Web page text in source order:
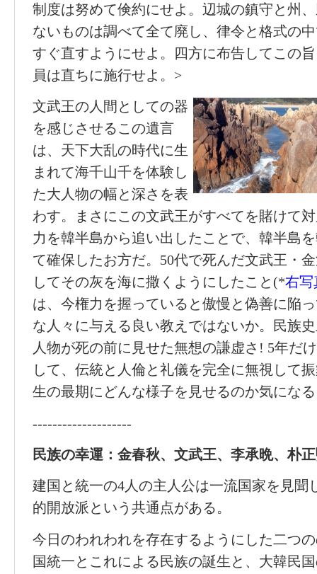
制度は努めて倹約にせよ。辺城の鎮守と州
ないものは調べて全て廃し、律令と格式の
すぐ直すようにせよ。四方に布告してこの
員は直ちに施行せよ。>
文武王の人間としての器
を感じさせるこの遺言
は、天下大乱の時代に生
まれて海千山千を体験し
た大人物の幅と深さを表
わす。まさにこの文武王がすべてを賭けて
力を韓半島から追い出したことで、韓半島
て確保したお方だ。50代で死んだ文武王・
してその灰を海に撒くようにしたこと(*右写
は、今権力を握っていると傲慢と偽善に陥
な人々に与える良い教えではないか。民族
人物が死の前に見せた無想の謙虚さ! 5年だ
して、伝統と人倫と礼儀を完全に無視して
生の最期にどんな様子を見せるのか気になる
--------------------
民族の幸運：金春秋、 文武王、 李承晩、朴正
建国と統一の4人の主人公は一流国家を見聞
的開放派という共通点がある。
今日のわれわれを存在するようにした二つ
国統一とこれによる民族の誕生と、大韓民